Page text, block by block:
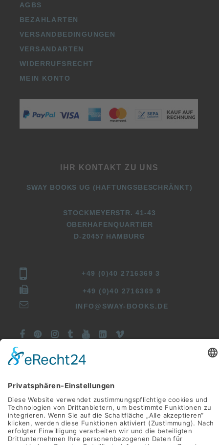
AGBS
BEZAHLARTEN
VERSANDBEDINGUNGEN
VERSANDARTEN
WIDERRUFSRECHT
MEIN KONTO
IHR KONTAKT ZU UNS
SWAY BOOKS UG (HAFTUNGSBESCHRÄNKT)
STOCKMEYERSTR. 41-43
OBERHAFENQUARTIER
D-20457 HAMBURG
+49 (0)40 2716369 3
+49 (0)40 2716369 9
INFO@SWAY-BOOKS.DE
      
©SWAY Books UG • Alle Rechte vorbehalten
Alle Preise inkl. der gesetzlichen MwSt.